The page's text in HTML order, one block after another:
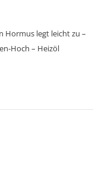
Hormus legt leicht zu –
Hoch – Heizöl